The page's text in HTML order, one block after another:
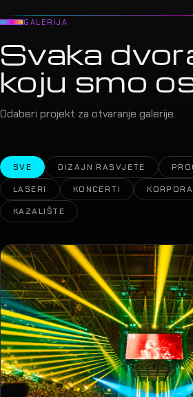
GALERIJA
Svaka
koju smo
Odaberi projekt za otvaranje galerije.
SVE DIZAJN RASVJETE
LASERI
KONCERTI
KAZALIŠTE